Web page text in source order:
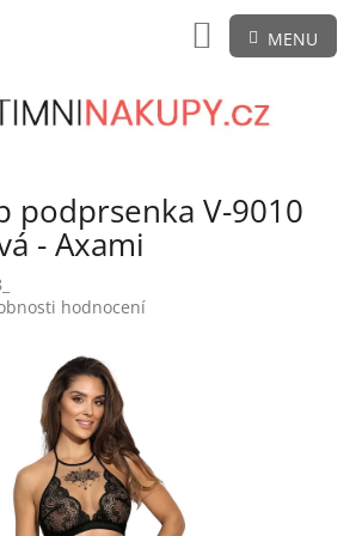
NÁKUPNÍ
KOŠÍK
podprsenka V-9010
- Axami
hodnocení